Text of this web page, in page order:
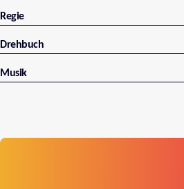
Regie
Drehbuch
Musik